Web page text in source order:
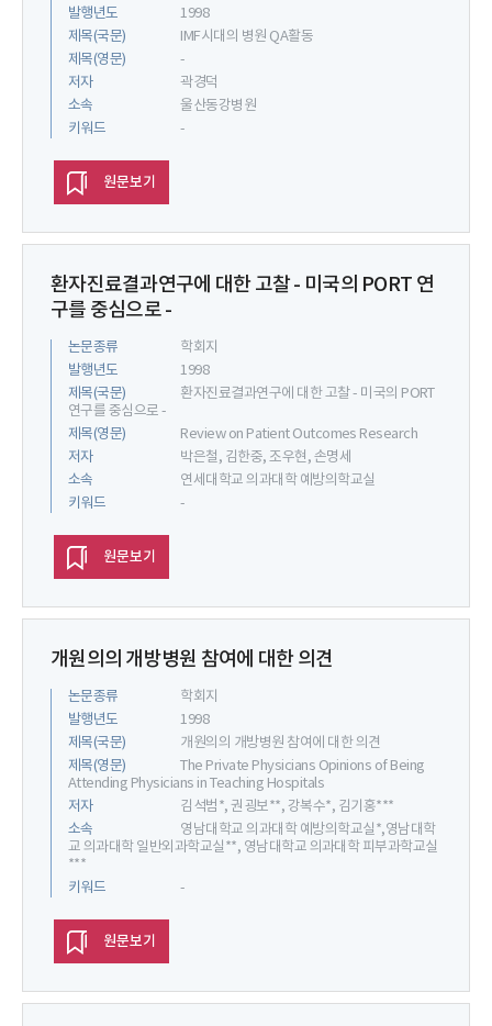
발행년도
1998
제목(국문)
IMF시대의 병원 QA활동
제목(영문)
-
저자
곽경덕
소속
울산동강병원
키워드
-
원문보기
환자진료결과연구에 대한 고찰 - 미국의 PORT 연
구를 중심으로 -
논문종류
학회지
발행년도
1998
제목(국문)
환자진료결과연구에 대한 고찰 - 미국의 PORT
연구를 중심으로 -
제목(영문)
Review on Patient Outcomes Research
저자
박은철, 김한중, 조우현, 손명세
소속
연세대학교 의과대학 예방의학교실
키워드
-
원문보기
개원의의 개방병원 참여에 대한 의견
논문종류
학회지
발행년도
1998
제목(국문)
개원의의 개방병원 참여에 대한 의견
제목(영문)
The Private Physicians Opinions of Being
Attending Physicians in Teaching Hospitals
저자
김석범*, 권굉보**, 강복수*, 김기홍***
소속
영남대학교 의과대학 예방의학교실*,영남대학
교 의과대학 일반외과학교실**, 영남대학교 의과대학 피부과학교실
***
키워드
-
원문보기